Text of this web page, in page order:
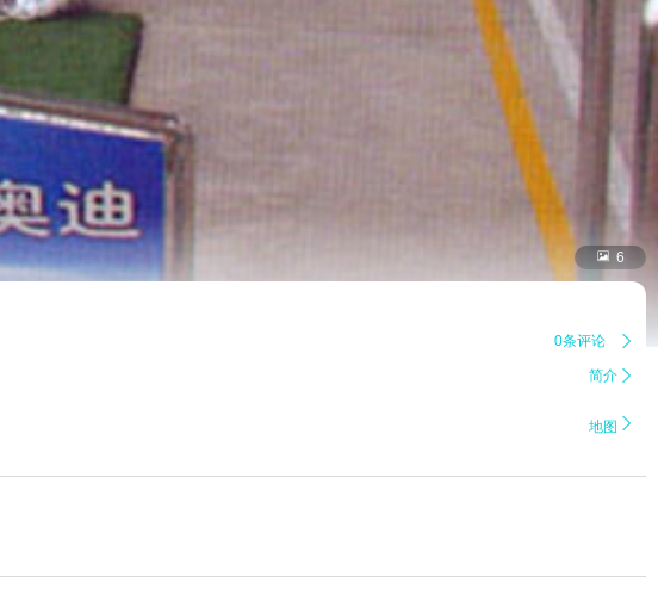
 6
0条评论 
简介 
地图 